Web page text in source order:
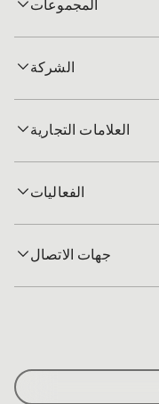
المجموعات
الشركة
العلامات التجارية
الفعاليات
جهات الاتصال